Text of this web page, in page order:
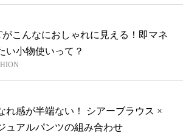
がこんなにおしゃれに見える！即マネ
い小物使いって？
れ感が半端ない！ シアーブラウス ×
ュアルパンツの組み合わせ